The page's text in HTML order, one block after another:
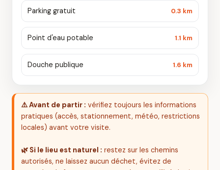
Parking gratuit 0.3 km
Point d'eau potable 1.1 km
Douche publique 1.6 km
⚠️ Avant de partir : vérifiez toujours les informations
pratiques (accès, stationnement, météo, restrictions
locales) avant votre visite.
🌿 Si le lieu est naturel : restez sur les chemins
autorisés, ne laissez aucun déchet, évitez de